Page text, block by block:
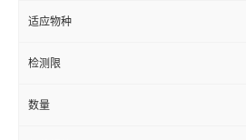
适应物种
检测限
数量